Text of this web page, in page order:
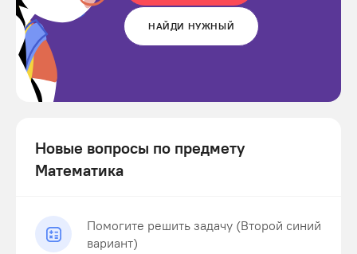
НАЙДИ НУЖНЫЙ
Новые вопросы по предмету
Математика
Помогите решить задачу (Второй синий
вариант)